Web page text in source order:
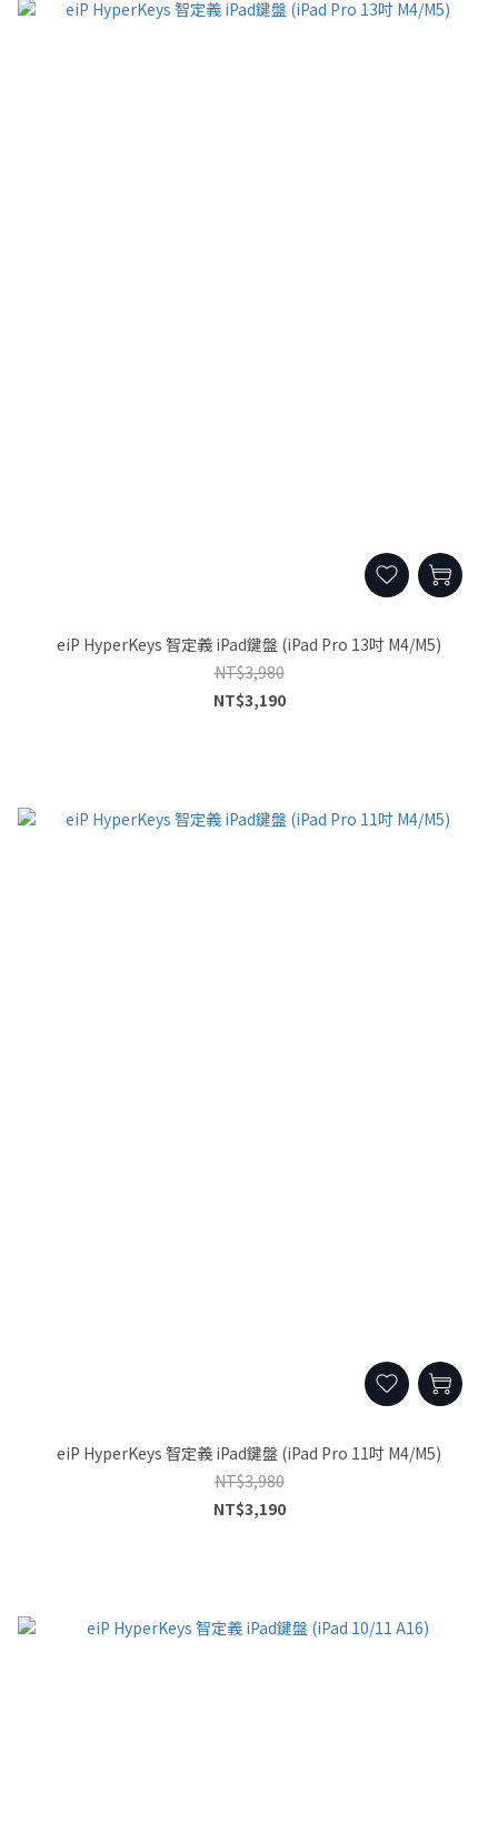
eiP HyperKeys 智定義 iPad鍵盤 (iPad Pro 13吋 M4/M5)
NT$3,980
NT$3,190
eiP HyperKeys 智定義 iPad鍵盤 (iPad Pro 11吋 M4/M5)
NT$3,980
NT$3,190